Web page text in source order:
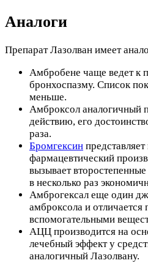
Аналоги
Препарат Лазолван имеет
Амбробене чаще ведет к
бронхоспазму. Список
меньше.
Амброксол аналогичный
действию, его
раза.
Бромгексин
фармацевтический
вызывает
в несколько раз
Амброгексал еще один
амброксола и отличается
вспомогательными
АЦЦ производится на
лечебный эффект у
аналогичный Лазолвану.